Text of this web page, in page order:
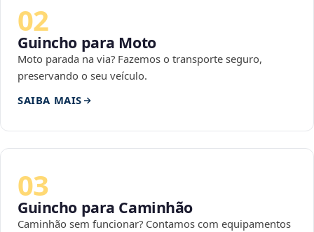
02
Guincho para Moto
Moto parada na via? Fazemos o transporte seguro,
preservando o seu veículo.
SAIBA MAIS
03
Guincho para Caminhão
Caminhão sem funcionar? Contamos com equipamentos